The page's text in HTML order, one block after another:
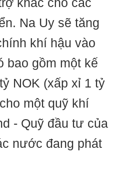
Na Uy sẽ tăng
khí hậu vào
bao gồm một kế
NOK (xấp xỉ 1 tỷ
một quỹ khí
- Quỹ đầu tư của
nước đang phát